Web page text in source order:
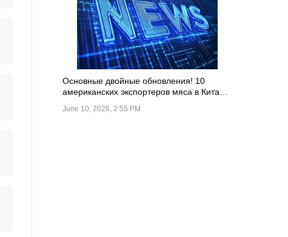
Основные двойные обновления! 10
американских экспортеров мяса в Китай
Основные мясные заводы Аргентины
June 10, 2026, 2:55 PM